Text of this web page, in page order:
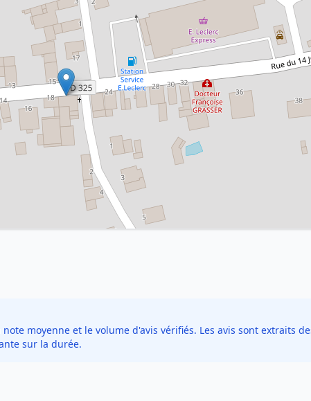
moyenne et le volume d'avis vérifiés. Les avis sont extraits
sur la durée.